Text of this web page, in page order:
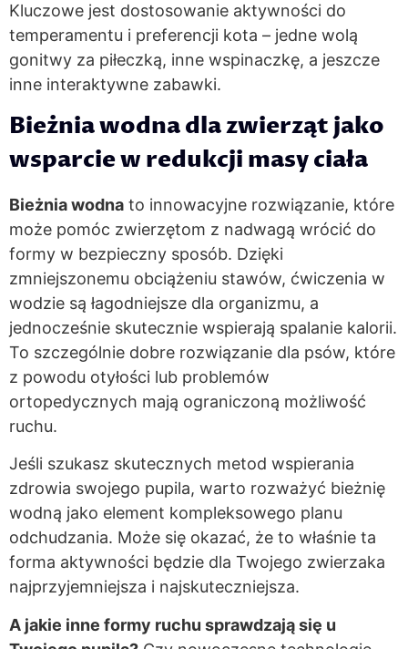
Kluczowe jest dostosowanie aktywności do
temperamentu i preferencji kota – jedne wolą
gonitwy za piłeczką, inne wspinaczkę, a jeszcze
inne interaktywne zabawki.
Bieżnia wodna dla zwierząt jako
wsparcie w redukcji masy ciała
Bieżnia wodna to innowacyjne rozwiązanie, które
może pomóc zwierzętom z nadwagą wrócić do
formy w bezpieczny sposób. Dzięki
zmniejszonemu obciążeniu stawów, ćwiczenia w
wodzie są łagodniejsze dla organizmu, a
jednocześnie skutecznie wspierają spalanie kalorii.
To szczególnie dobre rozwiązanie dla psów, które
z powodu otyłości lub problemów
ortopedycznych mają ograniczoną możliwość
ruchu.
Jeśli szukasz skutecznych metod wspierania
zdrowia swojego pupila, warto rozważyć bieżnię
wodną jako element kompleksowego planu
odchudzania. Może się okazać, że to właśnie ta
forma aktywności będzie dla Twojego zwierzaka
najprzyjemniejsza i najskuteczniejsza.
A jakie inne formy ruchu sprawdzają się u